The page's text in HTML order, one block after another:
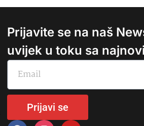
Prijavite se na naš
uvijek u toku sa
Prijavi se